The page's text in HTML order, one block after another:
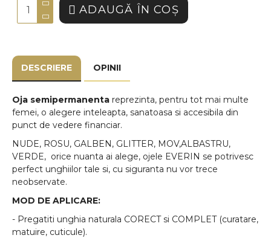
ADAUGĂ ÎN COŞ
DESCRIERE OPINII
Oja semipermanenta reprezinta, pentru tot mai multe
femei, o alegere inteleapta, sanatoasa si accesibila din
punct de vedere financiar.
NUDE, ROSU, GALBEN, GLITTER, MOV,ALBASTRU,
VERDE, orice nuanta ai alege, ojele EVERIN se potrivesc
perfect unghiilor tale si, cu siguranta nu vor trece
neobservate.
MOD DE APLICARE:
- Pregatiti unghia naturala CORECT si COMPLET (curatare,
matuire, cuticule).